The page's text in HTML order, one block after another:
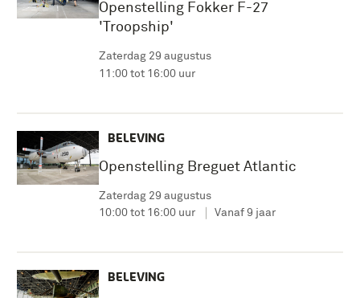
Openstelling Fokker F-27
'Troopship'
Zaterdag 29 augustus
11:00 tot 16:00 uur
BELEVING
Openstelling Breguet Atlantic
Zaterdag 29 augustus
10:00 tot 16:00 uur
Vanaf 9 jaar
BELEVING